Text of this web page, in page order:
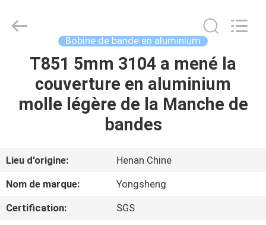
MAISON
PRODUITS
SUJET
DE
NOUS
Yongsheng
Aluminum
Bobine de bande en aluminium
T851 5mm 3104 a mené la
couverture en aluminium
molle légère de la Manche de
bandes
Lieu d'origine:
Henan Chine
Nom de marque:
Yongsheng
Certification:
SGS